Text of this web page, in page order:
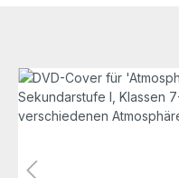
Bildergalerie überspringen